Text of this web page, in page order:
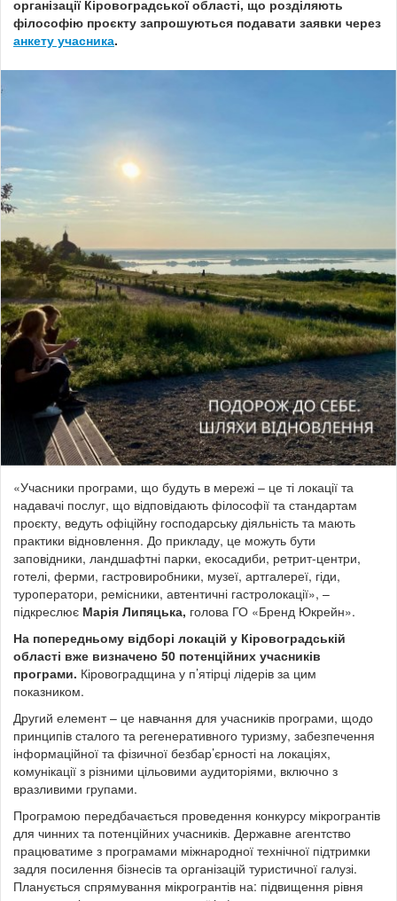
організації Кіровоградськоїобласті, що розділяють
філософію проєкту запрошуються подавати заявки через
анкету учасника.
«Учасники програми, що будуть в мережі – це ті локації та
надавачі послуг, що відповідають філософії та стандартам
проєкту, ведуть офіційну господарську діяльність та мають
практики відновлення. До прикладу, це можуть бути
заповідники, ландшафтні парки, екосадиби, ретрит-центри,
готелі, ферми, гастровиробники, музеї, артгалереї, гіди,
туроператори, ремісники, автентичні гастролокації», –
підкреслює Марія Липяцька, голова ГО «Бренд Юкрейн».
На попередньому відборі локацій у Кіровоградській
області вже визначено 50 потенційних учасників
програми. Кіровоградщина у п’ятірці лідерів за цим
показником.
Другий елемент – це навчання для учасників програми, щодо
принципів сталого та регенеративного туризму, забезпечення
інформаційної та фізичної безбар’єрності на локаціях,
комунікації з різними цільовими аудиторіями, включно з
вразливими групами.
Програмою передбачається проведення конкурсу мікрогрантів
для чинних та потенційних учасників. Державне агентство
працюватиме з програмами міжнародної технічної підтримки
задля посилення бізнесів та організацій туристичної галузі.
Планується спрямування мікрогрантів на: підвищення рівня